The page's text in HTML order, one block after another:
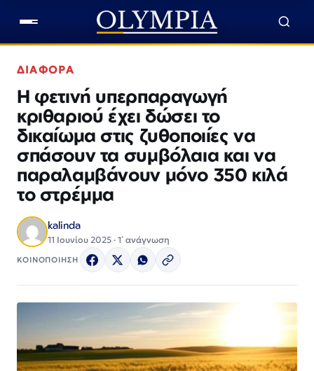
ΔΙΑΦΟΡΑ
Η φετινή υπερπαραγωγή
κριθαριού έχει δώσει το
δικαίωμα στις ζυθοποιίες να
σπάσουν τα συμβόλαια και να
παραλαμβάνουν μόνο 350 κιλά
το στρέμμα
kalinda
11 Ιουνίου 2025 · 1΄ ανάγνωση
ΚΟΙΝΟΠΟΙΗΣΗ